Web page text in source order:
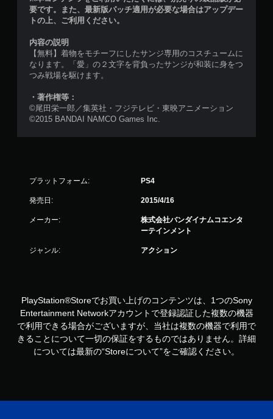
要です。また、最新版パッチ適用が必要な場合はアップデー
トの上、ご利用ください。
内容の説明
【無料】着物をモチーフにしたサンジ専用のコスチュームに
なります。「愛」の２文字を背負ったサンジが和装に身をつ
つみ戦場を駆けます。
・著作権等：
©尾田栄一郎／集英社・フジテレビ・東映アニメーション
©2015 BANDAI NAMCO Games Inc.
プラットフォーム: PS4
発売日: 2015/4/16
メーカー:
株式会社バンダイナムコエンタ
ーテインメント
ジャンル: アクション
PlayStation®Storeでお買い上げのコンテンツは、1つのSony
Entertainment Networkアカウントで登録認証した複数の機器
で利用できる場合がございますが、当社は複数の機器で利用で
きることについて一切の保証をするものではありません。詳細
については最新の“Storeについて”をご確認ください。